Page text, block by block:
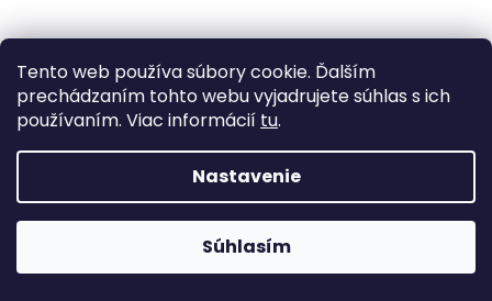
Tento web používa súbory cookie. Ďalším
prechádzaním tohto webu vyjadrujete súhlas s ich
používaním. Viac informácií tu.
Nastavenie
Súhlasím
Sametový knoflík velikost 28", 36"
Vypredané
od3,51 €/ ks